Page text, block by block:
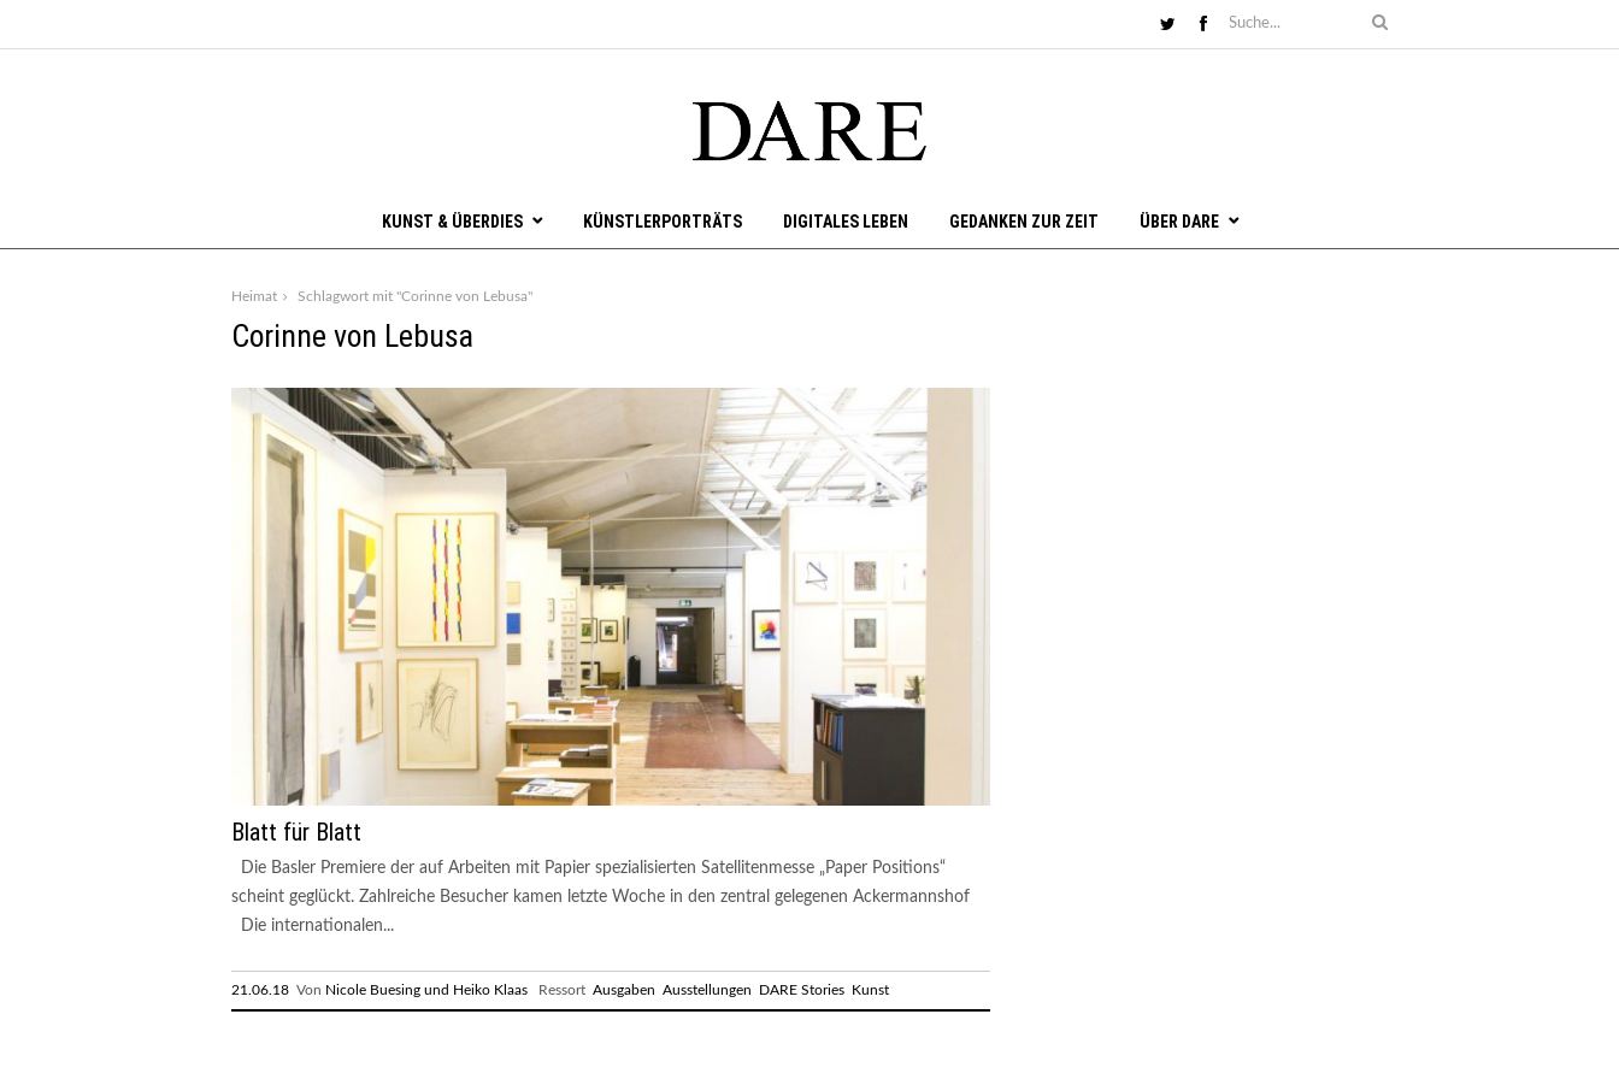
KUNST & ÜBERDIES KÜNSTLERPORTRÄTS DIGITALES LEBEN GEDANKEN ZUR ZEIT ÜBER DARE
Heimat Schlagwort mit "Corinne von Lebusa"
Corinne von Lebusa
Blatt für Blatt
Die Basler Premiere der auf Arbeiten mit Papier spezialisierten Satellitenmesse „Paper Positions“
scheint geglückt. Zahlreiche Besucher kamen letzte Woche in den zentral gelegenen Ackermannshof
Die internationalen...
21.06.18 Von Nicole Buesing und Heiko Klaas Ressort Ausgaben Ausstellungen DARE Stories Kunst